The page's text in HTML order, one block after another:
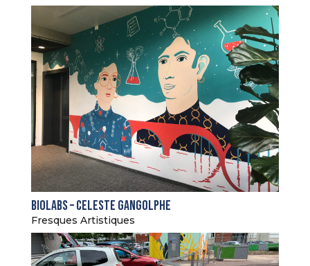
Biolabs – Celeste Gangolphe
Fresques Artistiques